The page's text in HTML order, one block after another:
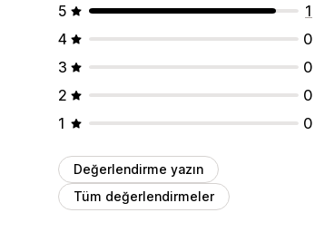
5
1
4
0
3
0
2
0
1
0
Değerlendirme yazın
Tüm değerlendirmeler